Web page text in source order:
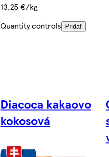
13,25 €/kg
Quantity controls
Pridať
Diacoca kakaovo
kokosová